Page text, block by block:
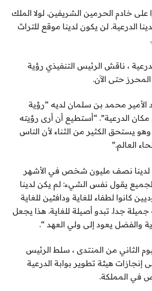
على خادم الحرمين الشريفين. لولا الملك
الدرعية. لن يكون لدينا موقع للتراث
، ناقش الرئيس التنفيذي رؤية
حتى الآن.
الأمير محمد بن سلمان لديه “رؤية
الدرعية”. “أستطيع أن أرى رؤيته
يستحق الكثير من الثناء لأن الناس
العالم.”
لدينا نصف مليون شخص في الأشهر
يقول نفس الشيء: لم يكن لدينا
كانوا لطفاء للغاية ودافئين للغاية
جدا. تبدو أصيلة للغاية. هذا يجعل
والفضل يعود إلى ولي العهد “.
الثاني من المنتدى ، سلط الرئيس
إنجازات هيئة تطوير بوابة الدرعية
في المملكة.